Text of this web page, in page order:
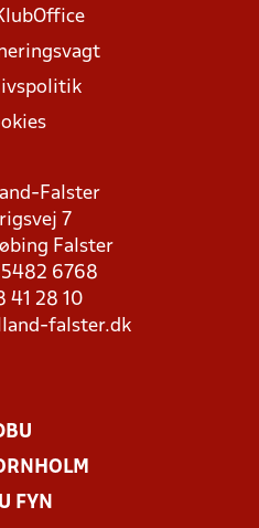
Falster
7
Falster
5482 6768
41 28 10
falster.dk
FYN